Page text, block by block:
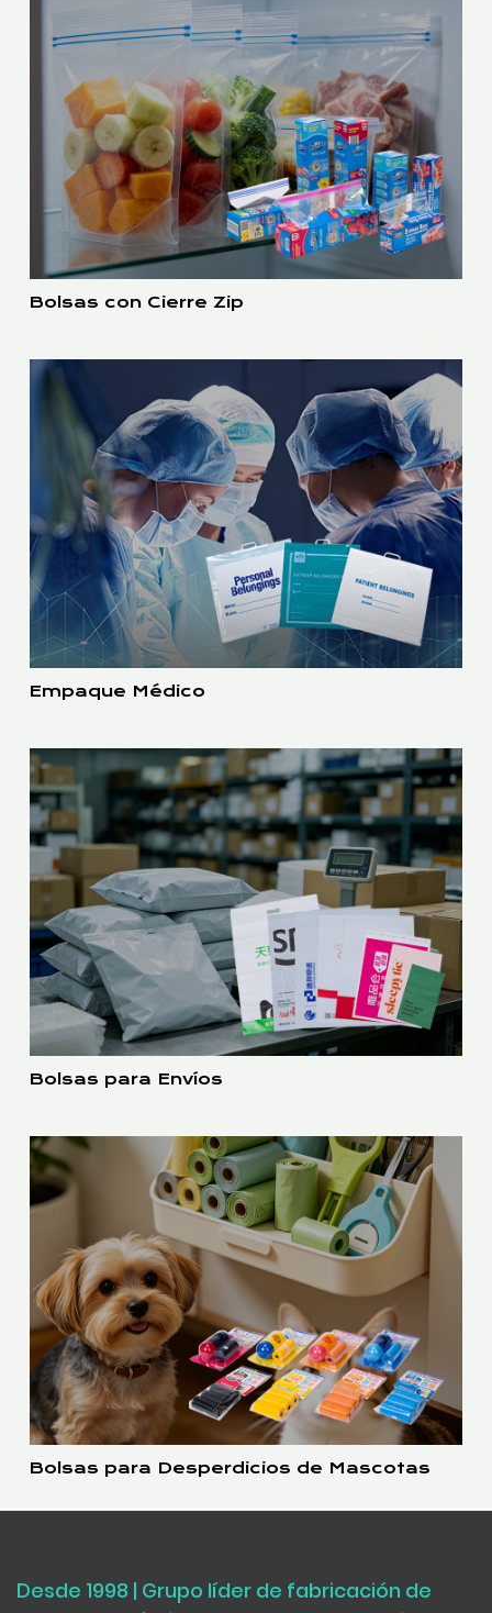
Bolsas con Cierre Zip
Empaque Médico
Bolsas para Envíos
Bolsas para Desperdicios de Mascotas
Desde 1998 | Grupo líder de fabricación de